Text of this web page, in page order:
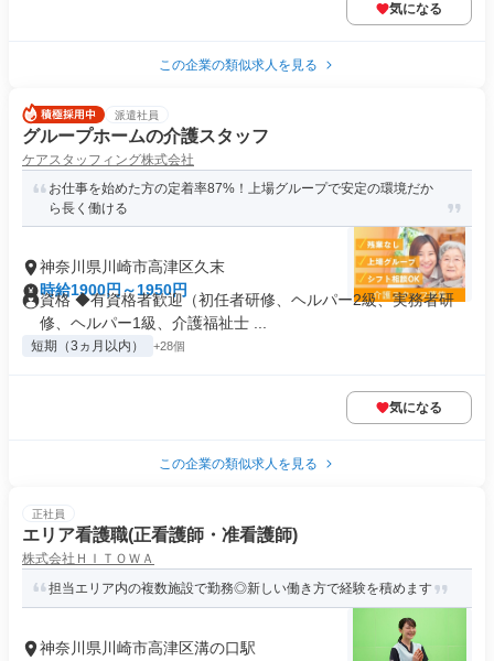
気になる
この企業の類似求人を見る
派遣社員
グループホームの介護スタッフ
ケアスタッフィング株式会社
お仕事を始めた方の定着率87%！上場グループで安定の環境だか
ら長く働ける
神奈川県川崎市高津区久末
時給1900円～1950円
資格 ◆有資格者歓迎（初任者研修、ヘルパー2級、実務者研
修、ヘルパー1級、介護福祉士 ...
短期（3ヵ月以内） +28個
気になる
この企業の類似求人を見る
正社員
エリア看護職(正看護師・准看護師)
株式会社ＨＩＴＯＷＡ
担当エリア内の複数施設で勤務◎新しい働き方で経験を積めます
神奈川県川崎市高津区溝の口駅